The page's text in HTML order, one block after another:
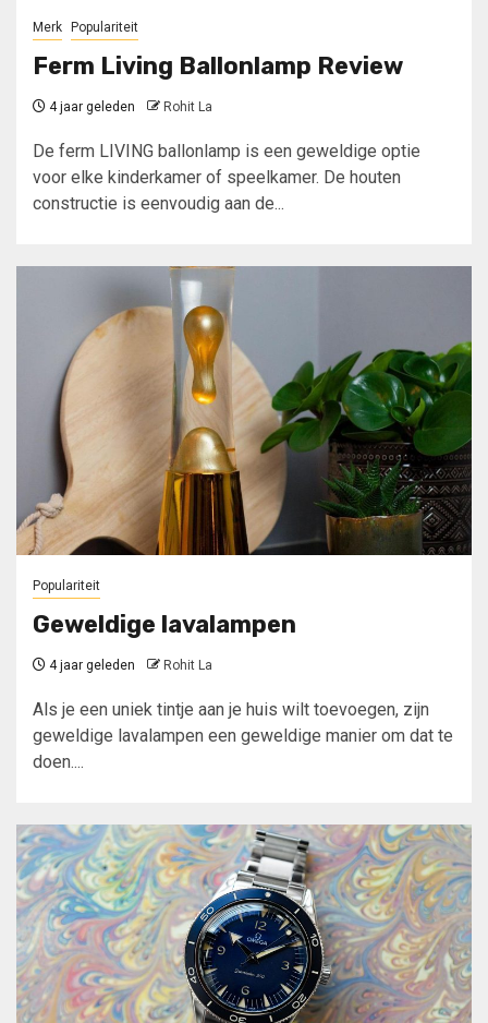
Merk Populariteit
Ferm Living Ballonlamp Review
4 jaar geleden Rohit La
De ferm LIVING ballonlamp is een geweldige optie
voor elke kinderkamer of speelkamer. De houten
constructie is eenvoudig aan de...
Populariteit
Geweldige lavalampen
4 jaar geleden Rohit La
Als je een uniek tintje aan je huis wilt toevoegen, zijn
geweldige lavalampen een geweldige manier om dat te
doen....